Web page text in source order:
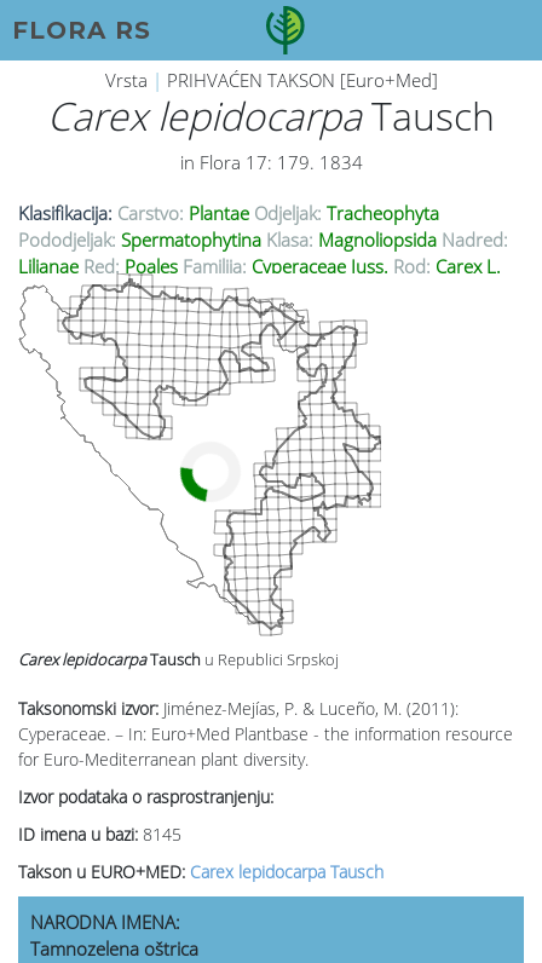
FLORA RS
Vrsta | PRIHVAĆEN TAKSON [Euro+Med]
Carex lepidocarpaTausch
in Flora 17: 179. 1834
Klasifikacija: Carstvo: Plantae Odjeljak: Tracheophyta
Pododjeljak: Spermatophytina Klasa: Magnoliopsida Nadred:
Lilianae Red: Poales Familija: Cyperaceae Juss. Rod: Carex L.
Taksonomski izvor: Jiménez-Mejías, P. & Luceño, M. (2011):
Cyperaceae. – In: Euro+Med Plantbase - the information resource
for Euro-Mediterranean plant diversity.
Izvor podataka o rasprostranjenju:
ID imena u bazi: 8145
Takson u EURO+MED: Carex lepidocarpa Tausch
Carex lepidocarpaTausch u Republici Srpskoj
NARODNA IMENA:
Tamnozelena oštrica